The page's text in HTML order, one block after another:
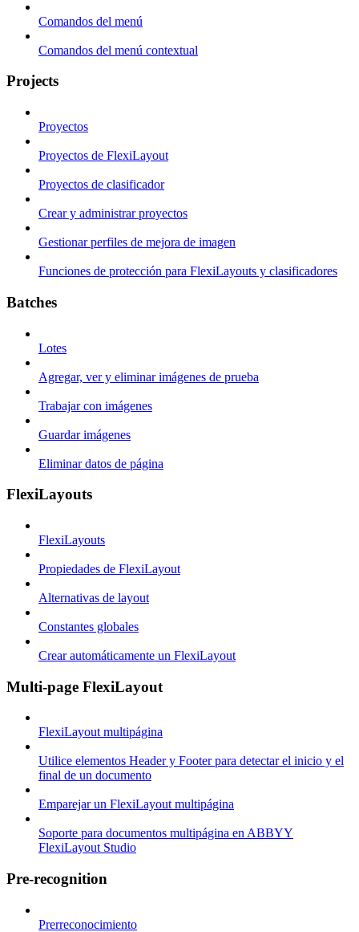
Comandos del menú
Comandos del menú contextual
Projects
Proyectos
Proyectos de FlexiLayout
Proyectos de clasificador
Crear y administrar proyectos
Gestionar perfiles de mejora de imagen
Funciones de protección para FlexiLayouts y clasificadores
Batches
Lotes
Agregar, ver y eliminar imágenes de prueba
Trabajar con imágenes
Guardar imágenes
Eliminar datos de página
FlexiLayouts
FlexiLayouts
Propiedades de FlexiLayout
Alternativas de layout
Constantes globales
Crear automáticamente un FlexiLayout
Multi-page FlexiLayout
FlexiLayout multipágina
Utilice elementos Header y Footer para detectar el inicio y el
final de un documento
Emparejar un FlexiLayout multipágina
Soporte para documentos multipágina en ABBYY
FlexiLayout Studio
Pre-recognition
Prerreconocimiento